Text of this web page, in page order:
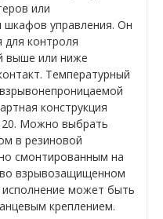
или
управления. Он
контроля
выше или ниже
Температурный
конструкция
20. Можно выбрать
в резиновой
смонтированным на
взрывозащищенном
исполнение может быть
креплением.